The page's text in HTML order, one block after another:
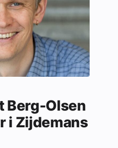
Berg-Olsen
i Zijdemans